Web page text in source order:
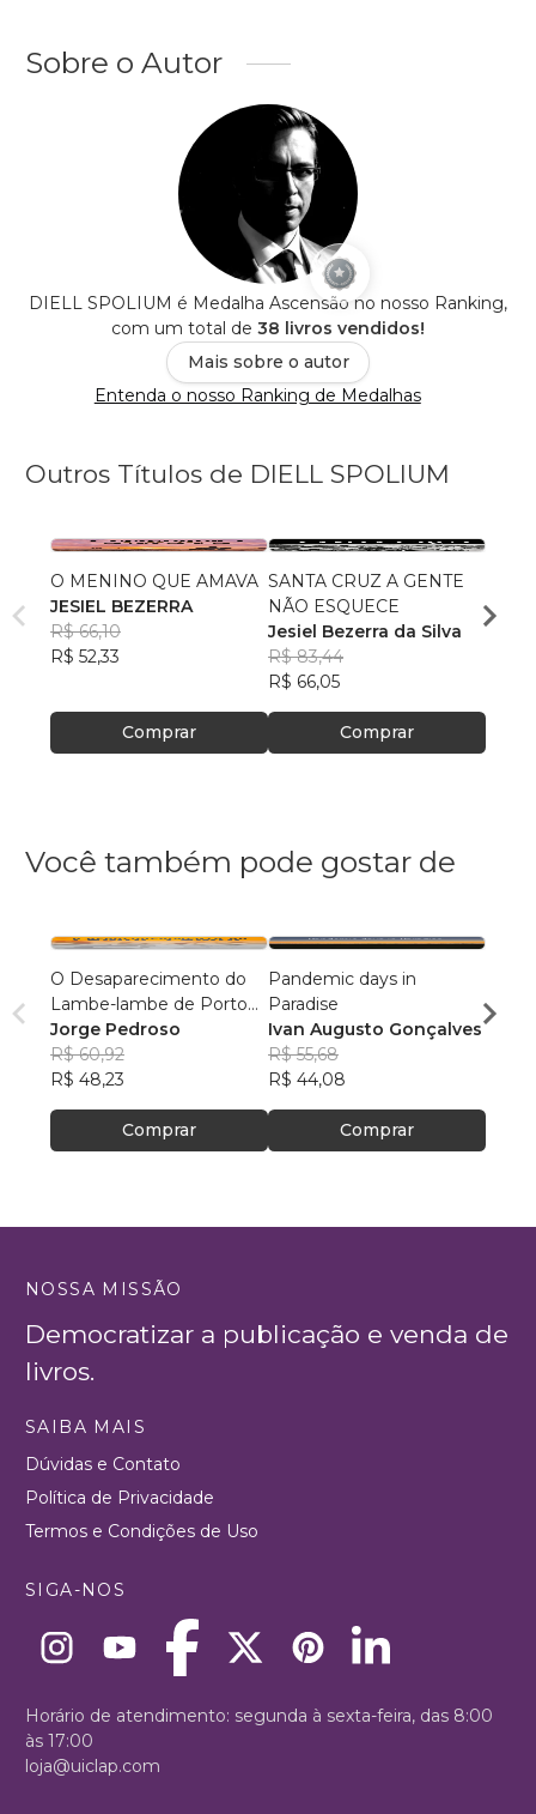
Sobre o Autor
DIELL SPOLIUM é Medalha Ascensão no nosso Ranking,
com um total de 38 livros vendidos!
Mais sobre o autor
Entenda o nosso Ranking de Medalhas
Outros Títulos de DIELL SPOLIUM
O MENINO QUE AMAVA
JESIEL BEZERRA
R$ 66,10
R$ 52,33
Comprar
SANTA CRUZ A GENTE
NÃO ESQUECE
Jesiel Bezerra da Silva
R$ 83,44
R$ 66,05
Comprar
NOS
Você também pode gostar de
O Desaparecimento do
Lambe-lambe de Porto
Alegre
Jorge Pedroso
R$ 60,92
R$ 48,23
Comprar
Pandemic days in
Paradise
Ivan Augusto Gonçalves
R$ 55,68
R$ 44,08
Comprar
NOSSA MISSÃO
Democratizar a publicação e venda de
livros.
SAIBA MAIS
Dúvidas e Contato
Política de Privacidade
Termos e Condições de Uso
SIGA-NOS
Horário de atendimento: segunda à sexta-feira, das 8:00
às 17:00
loja@uiclap.com